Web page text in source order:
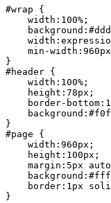
#wrap {
    width:100%;
min-
}
#header {
    width:100%;
    height:78px;
border-
}
#page {
    width:960px;
    height:100px;
margin:5px
border:1px
}